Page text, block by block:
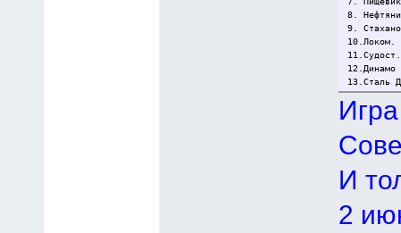
8.
9.
13.Сталь
И
2